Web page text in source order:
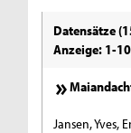
Datensätze
Anzeige: 1-
Jansen, Yves,